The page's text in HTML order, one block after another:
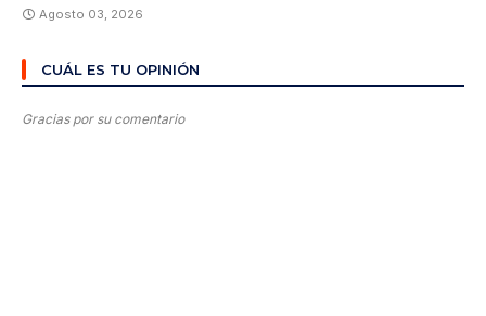
Agosto 03, 2026
CUÁL ES TU OPINIÓN
Gracias por su comentario